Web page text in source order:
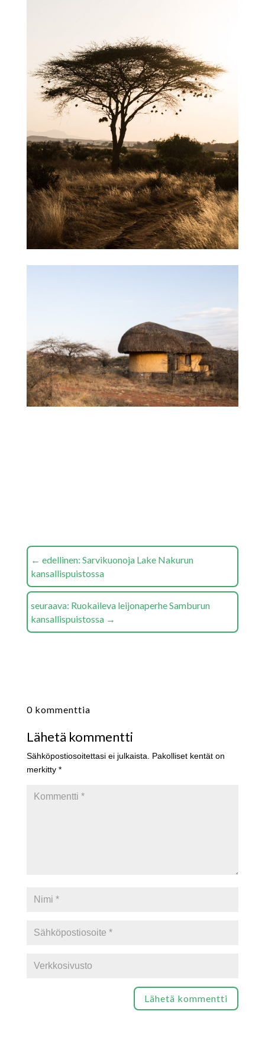
← edellinen: Sarvikuonoja Lake Nakurun
kansallispuistossa
seuraava: Ruokaileva leijonaperhe Samburun
kansallispuistossa→
0 kommenttia
Lähetä kommentti
Sähköpostiosoitettasi ei julkaista.
Pakolliset kentät on
merkitty *
Lähetä kommentti